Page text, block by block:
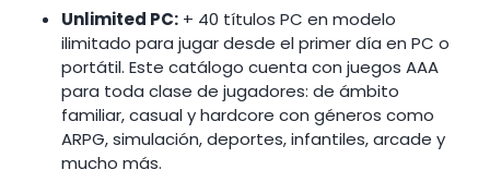
Unlimited PC:+ 40 títulos PC en modelo
ilimitado para jugar desde el primer día en PC o
portátil. Este catálogo cuenta con juegos AAA
para toda clase de jugadores: de ámbito
familiar, casual y hardcore con géneros como
ARPG, simulación, deportes, infantiles, arcade y
mucho más.